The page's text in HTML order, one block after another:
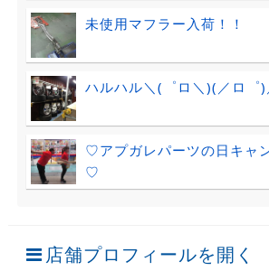
未使用マフラー入荷！！
ハルハル＼(゜ロ＼)(／ロ゜)
♡アプガレパーツの日キャ
♡
店舗プロフィールを開く